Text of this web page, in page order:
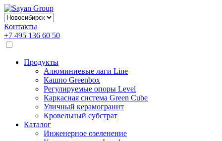
Контакты
+7 495 136 60 50
Продукты
Алюминиевые лаги Line
Кашпо Greenbox
Регулируемые опоры Level
Каркасная система Green Cube
Уличный керамогранит
Кровельный субстрат
Каталог
Инженерное озеленение